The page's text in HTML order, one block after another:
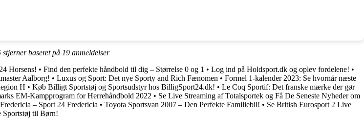
stjerner baseret på 19 anmeldelser
Horsens! • Find den perfekte håndbold til dig – Størrelse 0 og 1 • Log ind på Holdsport.dk og oplev fordelene! •
Aalborg! • Luxus og Sport: Det nye Sporty and Rich Fænomen • Formel 1-kalender 2023: Se hvornår næste
H • Køb Billigt Sportstøj og Sportsudstyr hos BilligSport24.dk! • Le Coq Sportif: Det franske mærke der gør
EM-Kampprogram for Herrehåndbold 2022 • Se Live Streaming af Totalsportek og Få De Seneste Nyheder om
– Sport 24 Fredericia • Toyota Sportsvan 2007 – Den Perfekte Familiebil! • Se British Eurosport 2 Live
Sportstøj til Børn!